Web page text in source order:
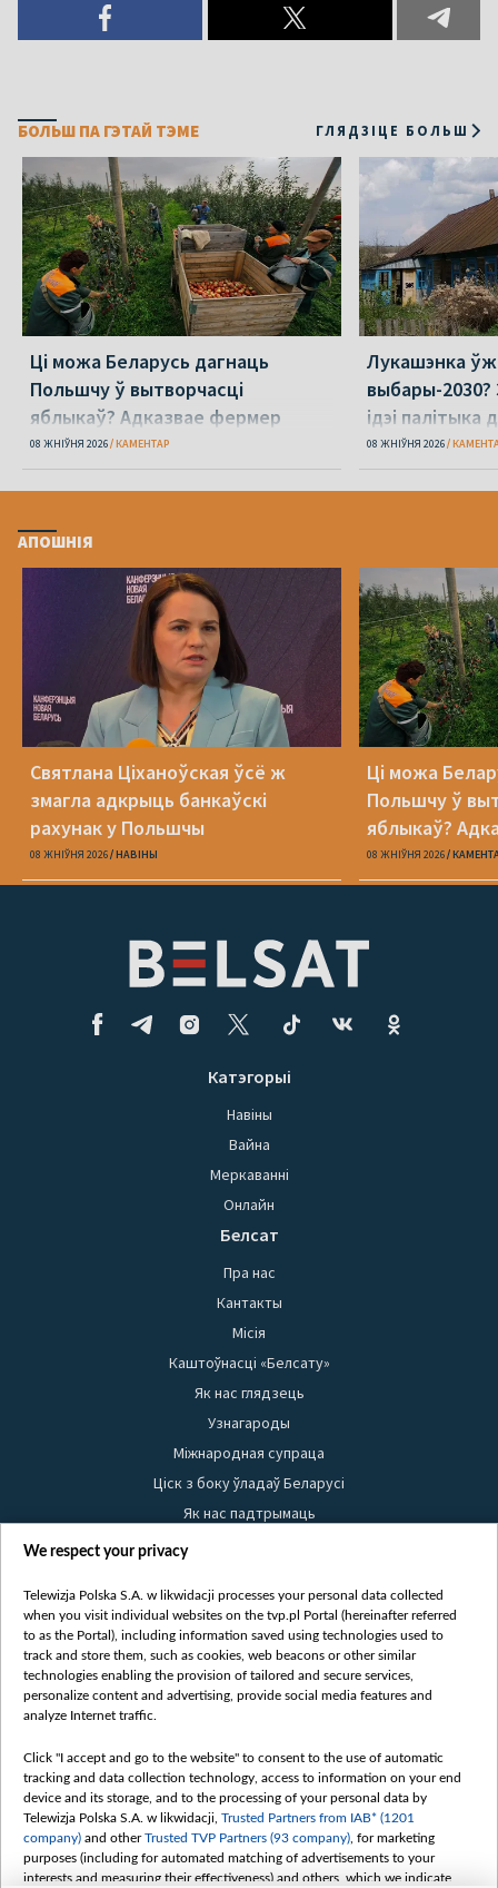
БОЛЬШ ПА ГЭТАЙ ТЭМЕ ГЛЯДЗІЦЕ БОЛЬШ
Ці можа Беларусь дагнаць
Польшчу ў вытворчасці
яблыкаў? Адказвае фермер
08 ЖНІЎНЯ 2026 КАМЕНТАР
Лукашэнка
выбары-
ідэі палітыка
08 ЖНІЎНЯ 2026
АПОШНІЯ
Святлана Ціханоўская ўсё ж
змагла адкрыць банкаўскі
рахунак у Польшчы
08 ЖНІЎНЯ 2026 НАВІНЫ
Ці можа
Польшчу ў
яблыкаў?
08 ЖНІЎНЯ 2026
Катэгорыі
Навіны
Вайна
Меркаванні
Онлайн
Белсат
Пра нас
Кантакты
Місія
Каштоўнасці «Белсату»
Як нас глядзець
Узнагароды
Міжнародная супраца
Ціск з боку ўладаў Беларусі
Як нас падтрымаць
Правілы выкарыстання матэрыялаў
Бяспека
Youtube
Белсат news
Белсат Shorts
Жэстачайшы мульт
Belsat English
Biełsat PL
Белсат Now
Белсат History
We respect your privacy
Telewizja Polska S.A. w likwidacji processes your personal data collected
when you visit individual websites on the tvp.pl Portal (hereinafter referred
to as the Portal), including information saved using technologies used to
track and store them, such as cookies, web beacons or other similar
technologies enabling the provision of tailored and secure services,
personalize content and advertising, provide social media features and
analyze Internet traffic.
Click "I accept and go to the website" to consent to the use of automatic
tracking and data collection technology, access to information on your end
device and its storage, and to the processing of your personal data by
Telewizja Polska S.A. w likwidacji, Trusted Partners from IAB* (1201
company) and otherTrusted TVP Partners (93 company) , for marketing
purposes (including for automated matching of advertisements to your
interests and measuring their effectiveness) and others, which we indicate